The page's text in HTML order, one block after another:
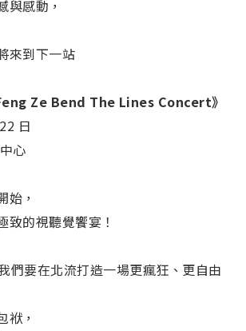
與感動，
來到下一站
Ze Bend The Lines Concert》
日
心
始，
致的視聽覺饗宴！
們要在北流打造一場更瘋狂、更自由
袱，